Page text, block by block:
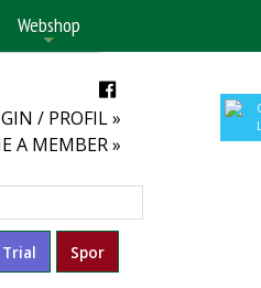
Webshop
/ PROFIL »
A MEMBER »
Spor